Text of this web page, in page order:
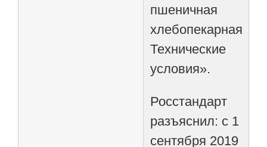
пшеничная
хлебопекарная.
Технические
условия».
Росстандарт
разъяснил: с 1
сентября 2019